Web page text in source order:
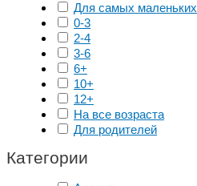
Для самых маленьких
0-3
2-4
3-6
6+
10+
12+
На все возраста
Для родителей
Категории